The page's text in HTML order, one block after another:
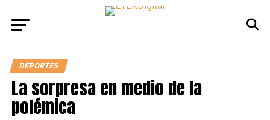
DEPORTES
La sorpresa en medio de la
polémica